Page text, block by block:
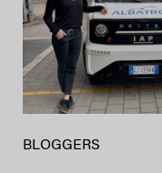
BLOGGERS